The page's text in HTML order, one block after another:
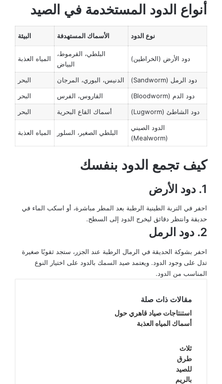
أنواع الدود المستخدمة في الصيد
نوع الدود الأسماك المستهدفة البيئة
دود الأرض (الخراطين)
البلطي، القرموط،
البياض
المياه العذبة
دود الرمل (Sandworm) الدنيس، البوري، المرجان
البحر
دود الدم (Bloodworm)
القاروس، الفرس
البحر
دود الشاطئ (Lugworm)
أسماك القاع البحرية
البحر
الدود الصيني
(Mealworm)
البلطي الصغير، السلور المياه العذبة
كيف تجمع الدود بنفسك
1. دود الأرض
احفر في التربة الطينية الرطبة بعد المطر مباشرة، أو اسكب الماء في
حديقة وانتظر دقائق ليخرج الدود إلى السطح.
2. دود الرمل
احفر بشوكة الحديقة في الرمال الرطبة عند الجزر، ستجد ثقوبًا صغيرة
تدل على وجود الدود. ويعتمد صيد السمك بالدود على اختيار النوع
المناسب من الدود.
مقالات ذات صلة
استنتاجات صياد قاهري حول
أسماك المياه العذبة
ثلاث
طرق
للصيد
بالريم